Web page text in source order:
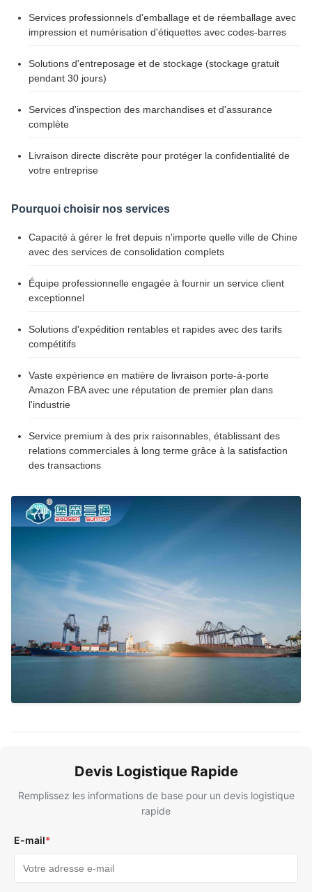
Services professionnels d'emballage et de réemballage avec
impression et numérisation d'étiquettes avec codes-barres
Solutions d'entreposage et de stockage (stockage gratuit
pendant 30 jours)
Services d'inspection des marchandises et d'assurance
complète
Livraison directe discrète pour protéger la confidentialité de
votre entreprise
Pourquoi choisir nos services
Capacité à gérer le fret depuis n'importe quelle ville de Chine
avec des services de consolidation complets
Équipe professionnelle engagée à fournir un service client
exceptionnel
Solutions d'expédition rentables et rapides avec des tarifs
compétitifs
Vaste expérience en matière de livraison porte-à-porte
Amazon FBA avec une réputation de premier plan dans
l'industrie
Service premium à des prix raisonnables, établissant des
relations commerciales à long terme grâce à la satisfaction
des transactions
Devis Logistique Rapide
Remplissez les informations de base pour un devis logistique
rapide
E-mail*